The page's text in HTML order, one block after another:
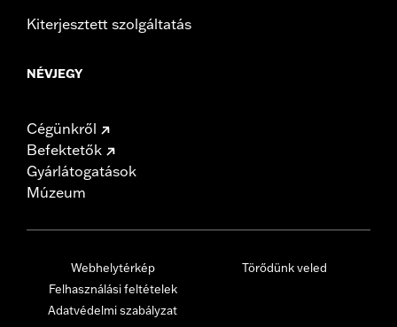
Kiterjesztett szolgáltatás
NÉVJEGY
Cégünkről
Befektetők
Gyárlátogatások
Múzeum
Webhelytérkép
Felhasználási feltételek
Adatvédelmi szabályzat
Törődünk veled